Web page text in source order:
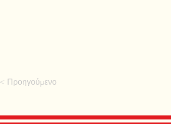
< Προηγούμενο